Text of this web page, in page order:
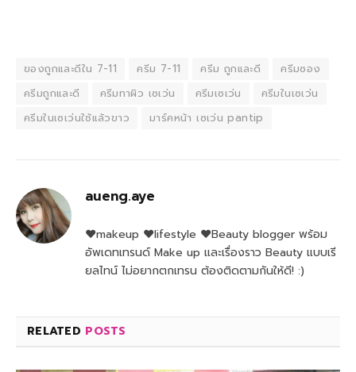
ของถูกและดีใน 7-11 ครีม 7-11 ครีม ถูกและดี
ครีมซอง
ครีมถูกและดี
ครีมทาผิว เซเว่น ครีมเซเว่น
ครีมในเซเว่น
ครีมในเซเว่นใช้แล้วขาว
มาร์คหน้า เซเว่น pantip
aueng.aye
♥makeup ♥lifestyle ♥Beauty blogger พร้อม
อัพเดทเทรนด์ Make up และเรื่องราว Beauty แบบเรี
ยลไทน์ ไม่อยากตกเทรน ต้องติดตามกันให้ดี! :)
RELATED POSTS